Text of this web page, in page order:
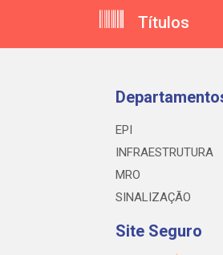
Títulos
EPI
INFRAESTRUTURA
MRO
SINALIZAÇÃO
Site Seguro